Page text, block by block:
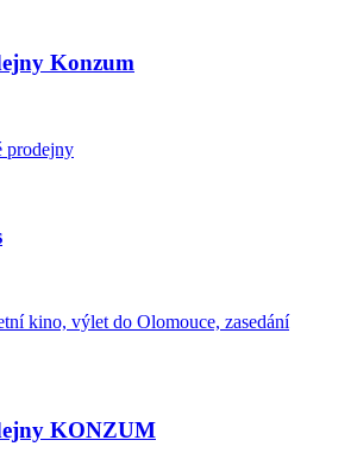
Konzum
prodejny
kino, výlet do Olomouce, zasedání
KONZUM